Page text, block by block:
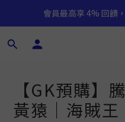
會員最高享 4% 回饋
【GK預購】
黃猿｜海賊王